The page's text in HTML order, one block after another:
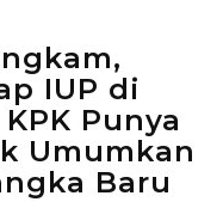
IUP di
Punya
Umumkan
Baru